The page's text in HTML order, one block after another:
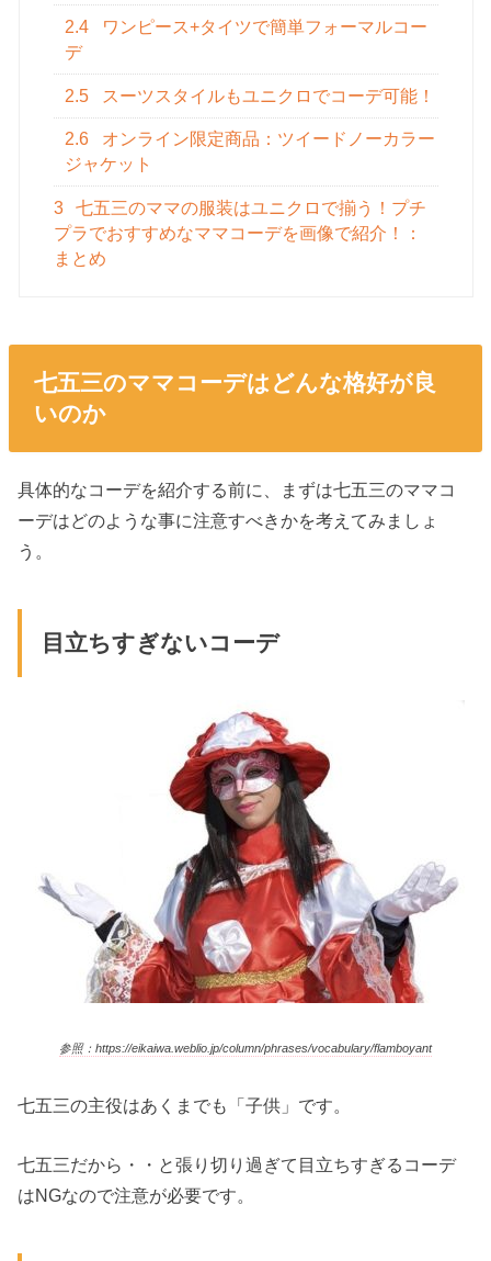
2.4
ワンピース+タイツで簡単フォーマルコー
デ
2.5 スーツスタイルもユニクロでコーデ可能！
2.6
オンライン限定商品：ツイードノーカラー
ジャケット
3
七五三のママの服装はユニクロで揃う！プチ
プラでおすすめなママコーデを画像で紹介！：
まとめ
七五三のママコーデはどんな格好が良
いのか
具体的なコーデを紹介する前に、まずは七五三のママコ
ーデはどのような事に注意すべきかを考えてみましょ
う。
目立ちすぎないコーデ
参照：https://eikaiwa.weblio.jp/column/phrases/vocabulary/flamboyant
七五三の主役はあくまでも「子供」です。
七五三だから・・と張り切り過ぎて目立ちすぎるコーデ
はNGなので注意が必要です。